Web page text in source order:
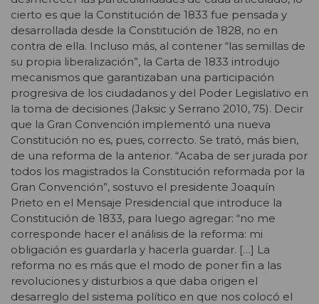
cierto es que la Constitución de 1833 fue pensada y
desarrollada desde la Constitución de 1828, no en
contra de ella. Incluso más, al contener “las semillas de
su propia liberalización”, la Carta de 1833 introdujo
mecanismos que garantizaban una participación
progresiva de los ciudadanos y del Poder Legislativo en
la toma de decisiones (Jaksic y Serrano 2010, 75). Decir
que la Gran Convención implementó una nueva
Constitución no es, pues, correcto. Se trató, más bien,
de una reforma de la anterior. “Acaba de ser jurada por
todos los magistrados la Constitución reformada por la
Gran Convención”, sostuvo el presidente Joaquín
Prieto en el Mensaje Presidencial que introduce la
Constitución de 1833, para luego agregar: “no me
corresponde hacer el análisis de la reforma: mi
obligación es guardarla y hacerla guardar. […] La
reforma no es más que el modo de poner fin a las
revoluciones y disturbios a que daba origen el
desarreglo del sistema político en que nos colocó el